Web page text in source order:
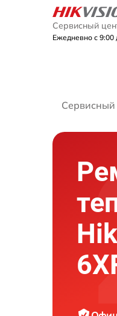
Сервисный
Ежедневно с 9:00
Сервисный